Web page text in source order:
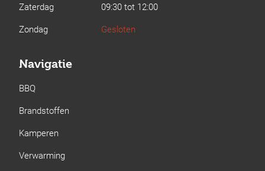
Zaterdag
09:30 tot 12:00
Zondag
Gesloten
Navigatie
BBQ
Brandstoffen
Kamperen
Verwarming